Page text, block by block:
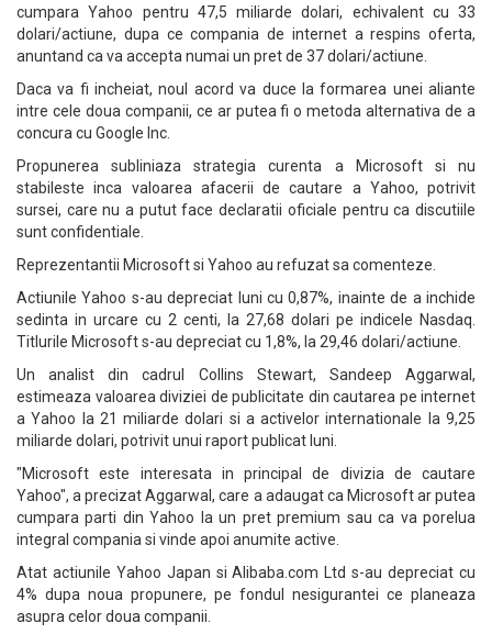
cumpara Yahoo pentru 47,5 miliarde dolari, echivalent cu 33
dolari/actiune, dupa ce compania de internet a respins oferta,
anuntand ca va accepta numai un pret de 37 dolari/actiune.
Daca va fi incheiat, noul acord va duce la formarea unei aliante
intre cele doua companii, ce ar putea fi o metoda alternativa de a
concura cu Google Inc.
Propunerea subliniaza strategia curenta a Microsoft si nu
stabileste inca valoarea afacerii de cautare a Yahoo, potrivit
sursei, care nu a putut face declaratii oficiale pentru ca discutiile
sunt confidentiale.
Reprezentantii Microsoft si Yahoo au refuzat sa comenteze.
Actiunile Yahoo s-au depreciat luni cu 0,87%, inainte de a inchide
sedinta in urcare cu 2 centi, la 27,68 dolari pe indicele Nasdaq.
Titlurile Microsoft s-au depreciat cu 1,8%, la 29,46 dolari/actiune.
Un analist din cadrul Collins Stewart, Sandeep Aggarwal,
estimeaza valoarea diviziei de publicitate din cautarea pe internet
a Yahoo la 21 miliarde dolari si a activelor internationale la 9,25
miliarde dolari, potrivit unui raport publicat luni.
"Microsoft este interesata in principal de divizia de cautare
Yahoo", a precizat Aggarwal, care a adaugat ca Microsoft ar putea
cumpara parti din Yahoo la un pret premium sau ca va porelua
integral compania si vinde apoi anumite active.
Atat actiunile Yahoo Japan si Alibaba.com Ltd s-au depreciat cu
4% dupa noua propunere, pe fondul nesigurantei ce planeaza
asupra celor doua companii.